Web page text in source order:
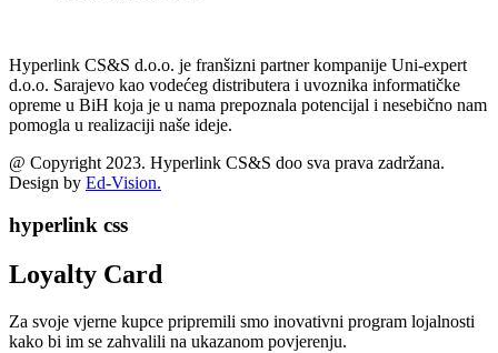
Hyperlink CS&S d.o.o. je franšizni partner kompanije Uni-expert
d.o.o. Sarajevo kao vodećeg distributera i uvoznika informatičke
opreme u BiH koja je u nama prepoznala potencijal i nesebično nam
pomogla u realizaciji naše ideje.
@ Copyright 2023. Hyperlink CS&S doo sva prava zadržana.
Design by Ed-Vision.
hyperlink css
Loyalty Card
Za svoje vjerne kupce pripremili smo inovativni program lojalnosti
kako bi im se zahvalili na ukazanom povjerenju.